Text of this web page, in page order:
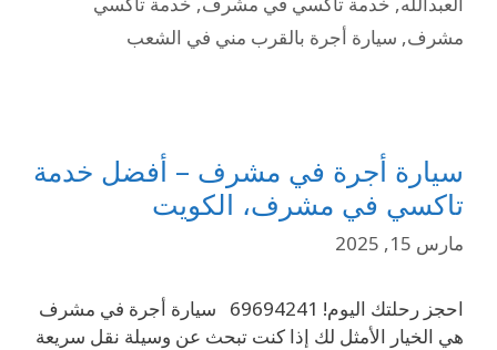
مشرف, سيارة أجرة بالقرب مني في الشعب
سيارة أجرة في مشرف – أفضل خدمة
تاكسي في مشرف، الكويت
مارس 15, 2025
احجز رحلتك اليوم! 69694241 سيارة أجرة في مشرف
هي الخيار الأمثل لك إذا كنت تبحث عن وسيلة نقل سريعة